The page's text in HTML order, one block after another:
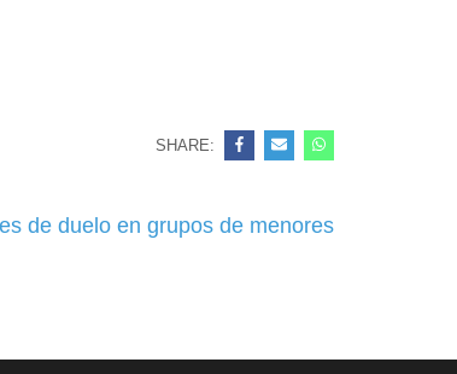
SHARE:
de duelo en grupos de menores